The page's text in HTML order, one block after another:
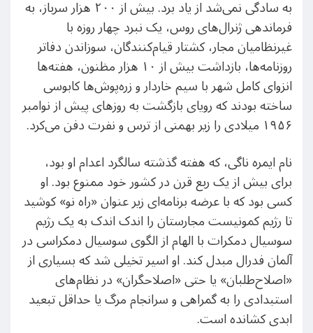
به سادگی نمی‌شد از یاد برد. بیش از ۲۰۰ هزار سرباز، به
فرماندهی ژنرال‌‌های روس، یک نبرد چهار روزه با
غیرنظامیان مجار، کشتار قیام‌کنندگان، سوزاندن دفاتر
روزنامه‌ها، بازداشت بیش از ۱۰ هزار مظنون، هفته‌ها
انزوای کامل شهر با سیم خاردار و زره‌پوش‌ها کابوسی
ساخته بودند که رویای بازگشت به روزهای پیش از نوامبر
۱۹۵۶ میلادی را زیر بهمنی از ترس و نفرت دفن می‌کرد.
نام ایمره ناگی، که هفته گذشته سالگرد اعدام او بود،
برای بیش از یک ربع قرن در کشور خود ممنوع بود. او
کسی بود که با عرضه برنامه‌ای زیر عنوان «راه نو» کوشید
تا رژیم کمونیست مجارستان را اندک اندک به یک رژیم
سوسیال دمکرات با الهام از الگوی سوسیال دمکراسی در
آلمان فدرال مبدل کند. او اسیر تخیلی شد که بسیاری از
«اصلاح‌طلبان» یا حتی «اصلاحگران» در نظام‌های
استبدادی را به گمراهی و سرانجام مرگ یا حداقل تبعید
ابدی کشانده است.